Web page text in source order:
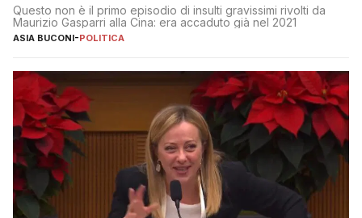
Questo non è il primo episodio di insulti gravissimi rivolti da
Maurizio Gasparri alla Cina: era accaduto già nel 2021
ASIA BUCONI-POLITICA